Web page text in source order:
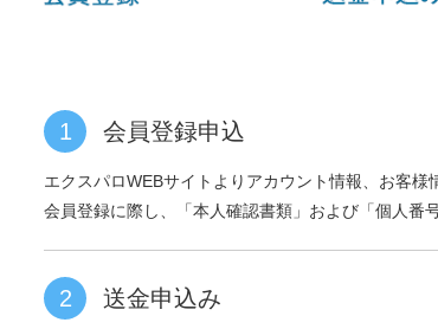
1 会員登録申込
エクスパロWEBサイトよりアカウント情報、お客
会員登録に際し、「本人確認書類」および「個人番
2 送金申込み